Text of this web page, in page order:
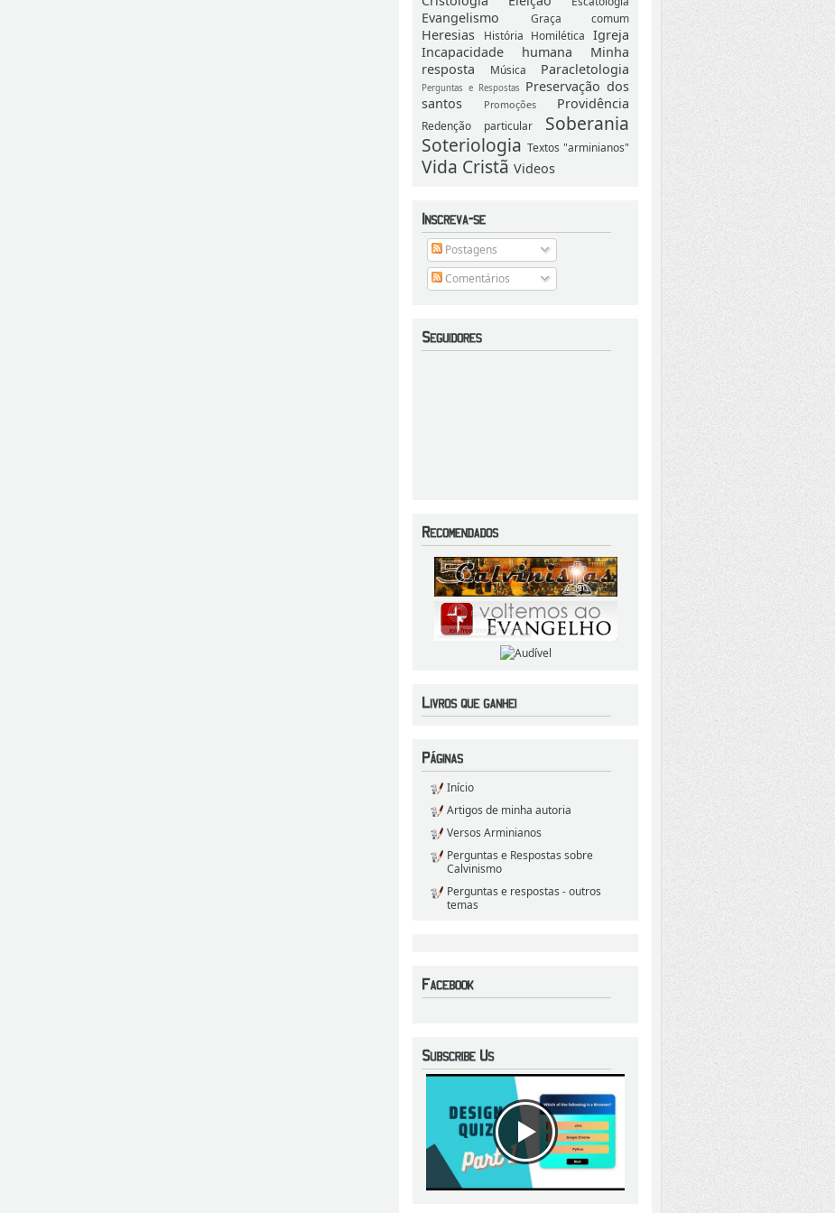
Evangelismo Graça comum
Heresias História Homilética Igreja
Incapacidade humana
Minha
resposta
Música Paracletologia
Perguntas e Respostas
Preservação dos
santos
Promoções Providência
Redenção particular
Soberania
Soteriologia Textos "arminianos"
Vida Cristã Videos
Postagens
Comentários
Início
Artigos de minha autoria
Versos Arminianos
Perguntas e Respostas sobre
Calvinismo
Perguntas e respostas - outros
temas